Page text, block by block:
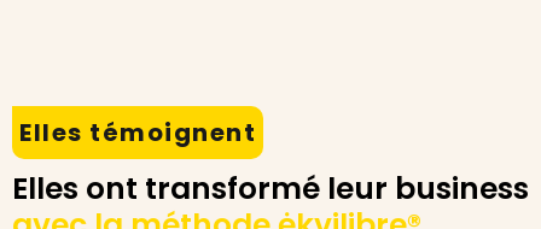
Elles témoignent
Elles ont transformé leur business